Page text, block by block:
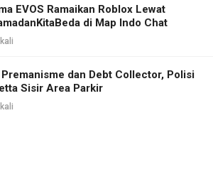
EVOS Ramaikan Roblox Lewat
di Map Indo Chat
dan Debt Collector, Polisi
Sisir Area Parkir